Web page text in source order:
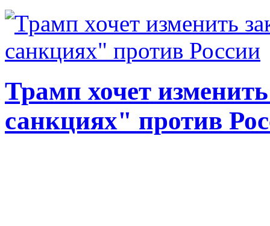
Трамп хочет
санкциях" против